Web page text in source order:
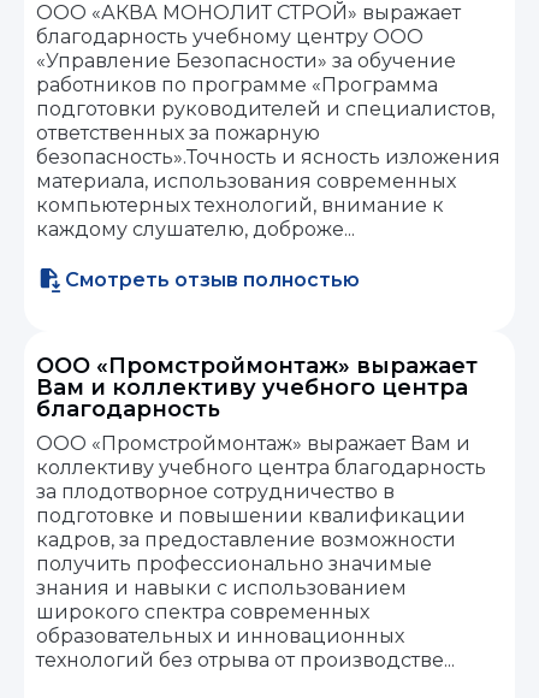
ООО «АКВА МОНОЛИТ СТРОЙ» выражает
благодарность учебному центру ООО
«Управление Безопасности» за обучение
работников по программе «Программа
подготовки руководителей и специалистов,
ответственных за пожарную
безопасность».Точность и ясность изложения
материала, использования современных
компьютерных технологий, внимание к
каждому слушателю, доброже...
Смотреть отзыв полностью
ООО «Промстроймонтаж» выражает
Вам и коллективу учебного центра
благодарность
ООО «Промстроймонтаж» выражает Вам и
коллективу учебного центра благодарность
за плодотворное сотрудничество в
подготовке и повышении квалификации
кадров, за предоставление возможности
получить профессионально значимые
знания и навыки с использованием
широкого спектра современных
образовательных и инновационных
технологий без отрыва от производстве...